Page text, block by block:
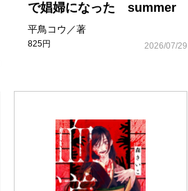
で娼婦になった summer
平鳥コウ／著
825円 2026/07/29